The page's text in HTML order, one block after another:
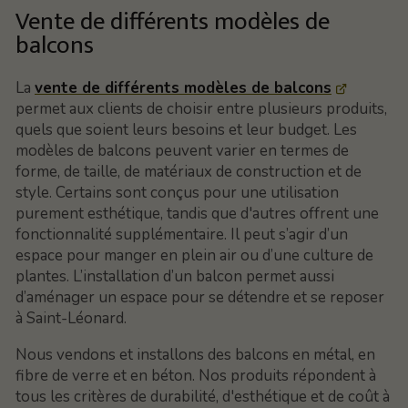
Vente de différents modèles de
balcons
La vente de différents modèles de balcons
permet aux clients de choisir entre plusieurs produits,
quels que soient leurs besoins et leur budget. Les
modèles de balcons peuvent varier en termes de
forme, de taille, de matériaux de construction et de
style. Certains sont conçus pour une utilisation
purement esthétique, tandis que d'autres offrent une
fonctionnalité supplémentaire. Il peut s’agir d’un
espace pour manger en plein air ou d’une culture de
plantes. L’installation d’un balcon permet aussi
d’aménager un espace pour se détendre et se reposer
à Saint-Léonard.
Nous vendons et installons des balcons en métal, en
fibre de verre et en béton. Nos produits répondent à
tous les critères de durabilité, d'esthétique et de coût à